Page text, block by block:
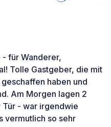
- für Wanderer,
Tolle Gastgeber, die mit
haben und
Am Morgen lagen 2
- war irgendwie
vermutlich so sehr